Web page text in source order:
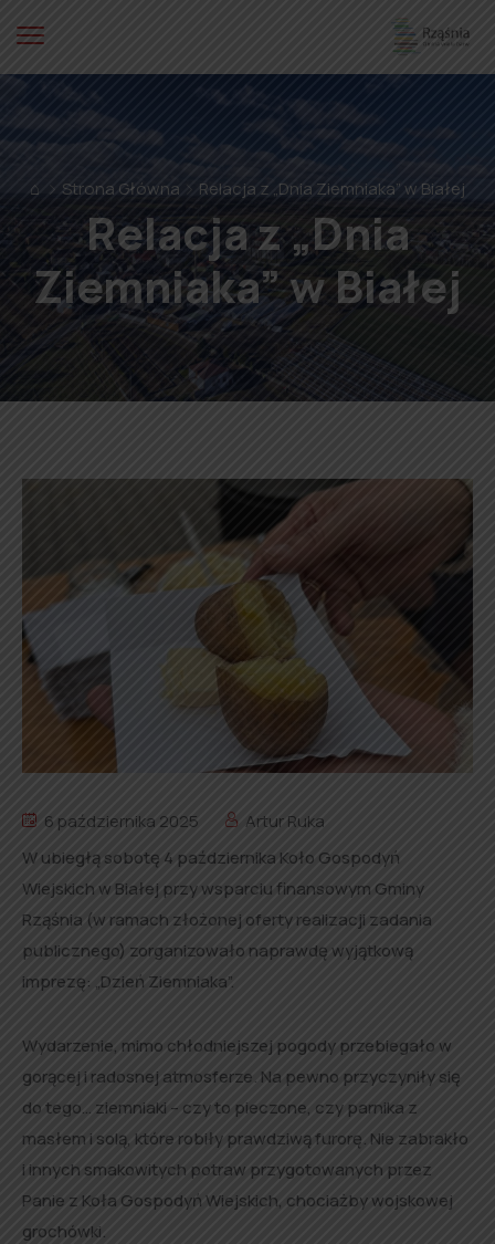
⌂ Strona Główna Relacja z „Dnia Ziemniaka” w Białej
Relacja z „Dnia
Ziemniaka” w Białej
6 października 2025
Artur Ruka
W ubiegłą sobotę 4 października Koło Gospodyń
Wiejskich w Białej przy wsparciu finansowym Gminy
Rząśnia (w ramach złożonej oferty realizacji zadania
publicznego) zorganizowało naprawdę wyjątkową
imprezę: „Dzień Ziemniaka”.
Wydarzenie, mimo chłodniejszej pogody przebiegało w
gorącej i radosnej atmosferze. Na pewno przyczyniły się
do tego… ziemniaki – czy to pieczone, czy parnika z
masłem i solą, które robiły prawdziwą furorę. Nie zabrakło
i innych smakowitych potraw przygotowanych przez
Panie z Koła Gospodyń Wiejskich, chociażby wojskowej
grochówki.